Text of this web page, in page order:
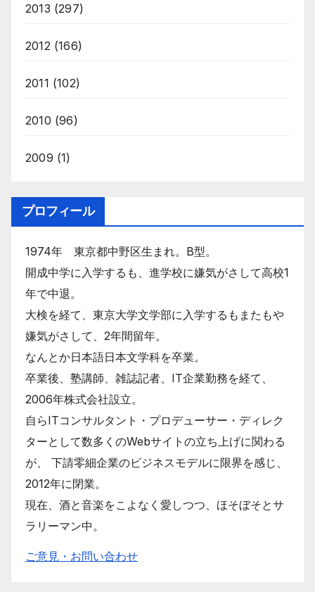
2013 (297)
2012 (166)
2011 (102)
2010 (96)
2009 (1)
プロフィール
1974年 東京都中野区生まれ。B型。
開成中学に入学するも、進学校に嫌気がさして高校1
年で中退。
大検を経て、東京大学文学部に入学するもまたもや
嫌気がさして、2年間留年。
なんとか日本語日本文学科を卒業。
卒業後、塾講師、雑誌記者、IT企業勤務を経て、
2006年株式会社設立。
自らITコンサルタント・プロデューサー・ディレク
ターとして数多くのWebサイトの立ち上げに関わる
が、 下請零細企業のビジネスモデルに限界を感じ、
2012年に閉業。
現在、酒と音楽をこよなく愛しつつ、ほそぼそとサ
ラリーマン中。
ご意見・お問い合わせ